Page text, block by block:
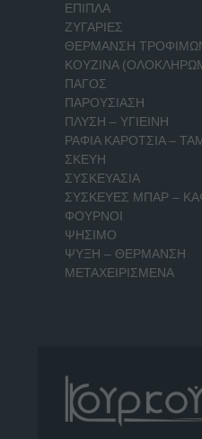
ΕΠΙΠΛΑ
ΖΥΓΑΡΙΕΣ
ΘΕΡΜΑΝΣΗ
ΚΟΥΖΙΝΑ
ΠΑΓΟΣ
ΠΑΡΟΥΣΙΑΣΗ
ΠΛΥΣΗ – ΥΓΙΕΙΝΗ
ΡΑΦΙΑ ΚΑΡΟΤΣΙΑ –
ΣΚΕΥΗ
ΣΥΣΚΕΥΑΣΙΑ
ΣΥΣΚΕΥΕΣ ΜΠΑΡ –
ΦΟΥΡΝΟΙ
ΨΗΣΙΜΟ
ΨΥΞΗ – ΘΕΡΜΑΝΣΗ
ΜΕΤΑΧΕΙΡΙΣΜΕΝΑ